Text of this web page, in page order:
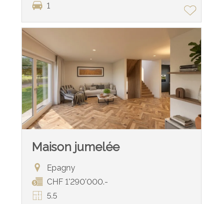
1
Maison jumelée
Epagny
CHF 1'290'000.-
5.5